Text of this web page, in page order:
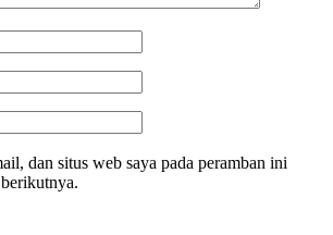
dan situs web saya pada peramban ini